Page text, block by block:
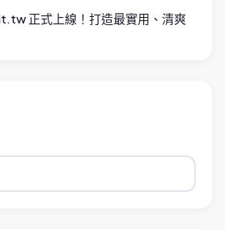
正式上線！打造最實用、清爽